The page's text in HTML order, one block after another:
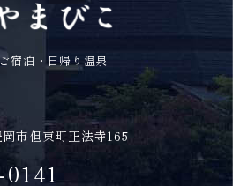
宿泊・日帰り温泉
市但東町正法寺165